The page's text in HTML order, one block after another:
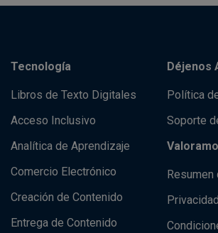
Tecnología
Libros de Texto Digitales
Acceso Inclusivo
Analítica de Aprendizaje
Comercio Electrónico
Creación de Contenido
Entrega de Contenido
Déjenos
Política
Soporte
Resumen
Privacidad